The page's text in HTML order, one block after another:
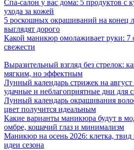
Спа-салон у вас дома: 5 продуктов с
ухода за кожей
5 роскошных окрашиваний на конец
выглядят дорого
Какой маникюр омолаживает руки: 7
свежести
Выразительный взгляд без стрелок:
мягким, но эффектным
Лунный календарь стрижек на
удачные и неблагоприятные дни для
Лунный календарь окрашивания
цвет получится идеальным
Какие варианты маникюра будут в
омбре, кошачий глаз и минимализм
Маникюр на осень 2026: клетка, твид
идеи сезона